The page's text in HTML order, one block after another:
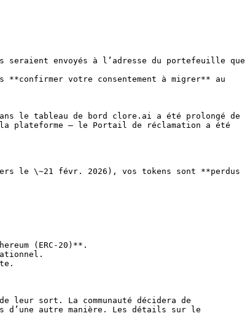
seraient envoyés à l’adresse du portefeuille que
votre consentement à migrer** au
le tableau de bord clore.ai a été prolongé de
plateforme — le Portail de réclamation a été
le \~21 févr. 2026), vos tokens sont **perdus
(ERC-20)**.
leur sort. La communauté décidera de
d’une autre manière. Les détails sur le